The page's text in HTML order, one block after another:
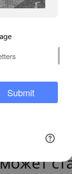
теплоносителя,